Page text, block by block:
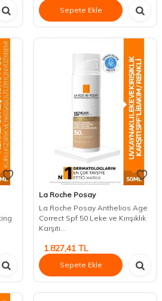
Sepete Ekle
La Roche Posay
La Roche Posay Anthelios Age
Correct Spf 50 Leke ve Kırışıklık
Karşıtı...
1.827,41 TL
Sepete Ekle